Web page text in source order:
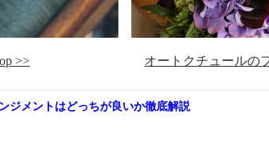
>> オートクチュールの
ジメントはどっちが良いか徹底解説